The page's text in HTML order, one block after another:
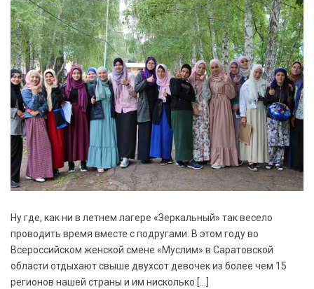
Ну где, как ни в летнем лагере «Зеркальный» так весело
проводить время вместе с подругами. В этом году во
Всероссийском женской смене «Муслим» в Саратовской
области отдыхают свыше двухсот девочек из более чем 15
регионов нашей страны и им нисколько […]